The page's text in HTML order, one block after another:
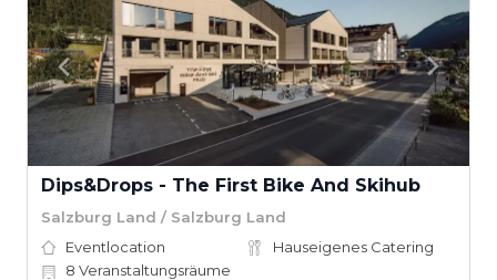
Dips&Drops - The First Bike And Skihub
Salzburg Land / Salzburg Land
Eventlocation
Hauseigenes Catering
8 Veranstaltungsräume